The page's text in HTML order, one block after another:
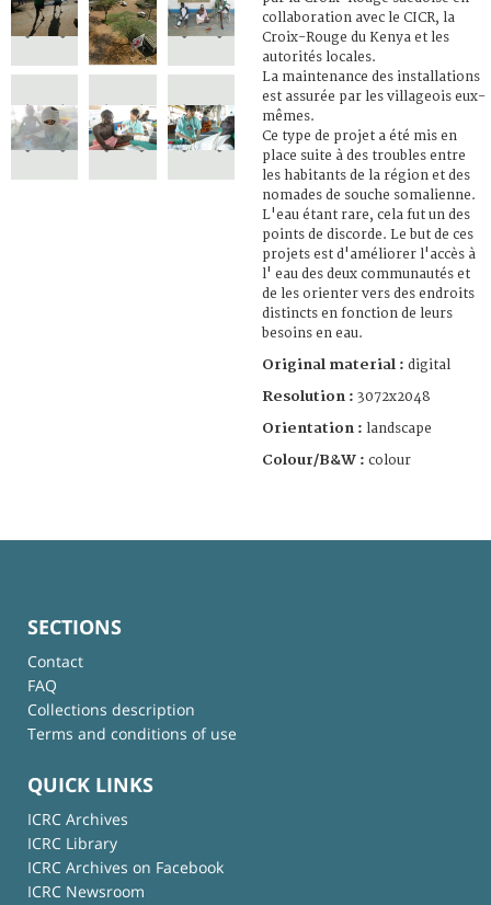
collaboration avec le CICR, la
Croix-Rouge du Kenya et les
autorités locales.
La maintenance des installations
est assurée par les villageois eux-
mêmes.
Ce type de projet a été mis en
place suite à des troubles entre
les habitants de la région et des
nomades de souche somalienne.
L'eau étant rare, cela fut un des
points de discorde. Le but de ces
projets est d'améliorer l'accès à
l' eau des deux communautés et
de les orienter vers des endroits
distincts en fonction de leurs
besoins en eau.
Original material : digital
Resolution : 3072x2048
Orientation : landscape
Colour/B&W : colour
SECTIONS
Contact
FAQ
Collections description
Terms and conditions of use
QUICK LINKS
ICRC Archives
ICRC Library
ICRC Archives on Facebook
ICRC Newsroom